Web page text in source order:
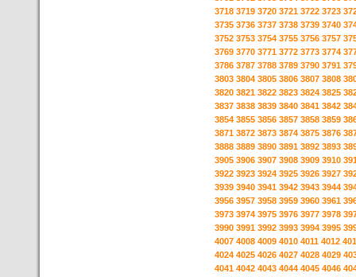
3718 3719 3720 3721 3722 3723
3735 3736 3737 3738 3739 3740
3752 3753 3754 3755 3756 3757
3769 3770 3771 3772 3773 3774
3786 3787 3788 3789 3790 3791
3803 3804 3805 3806 3807 3808
3820 3821 3822 3823 3824 3825
3837 3838 3839 3840 3841 3842
3854 3855 3856 3857 3858 3859
3871 3872 3873 3874 3875 3876
3888 3889 3890 3891 3892 3893
3905 3906 3907 3908 3909 3910
3922 3923 3924 3925 3926 3927
3939 3940 3941 3942 3943 3944
3956 3957 3958 3959 3960 3961
3973 3974 3975 3976 3977 3978
3990 3991 3992 3993 3994 3995
4007 4008 4009 4010 4011 4012
4024 4025 4026 4027 4028 4029
4041 4042 4043 4044 4045 4046